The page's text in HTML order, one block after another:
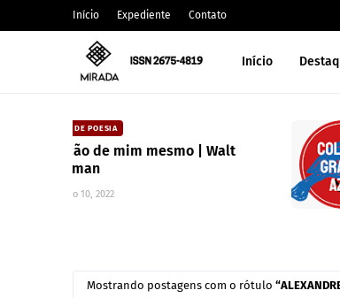
Início Expediente Contato
Início
Editora Toma Aí Um
coleção para valorizar
Mostrando postagens com o rótulo